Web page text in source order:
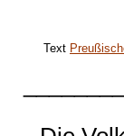
Text